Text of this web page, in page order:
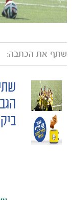
משחקים
ותוצאות
שתף את הכתבה:
POST